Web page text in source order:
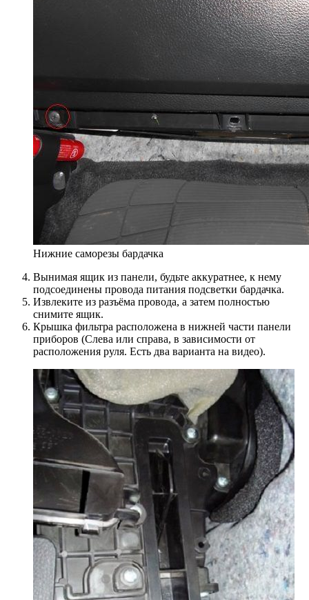
Нижние саморезы бардачка
Вынимая ящик из панели, будьте аккуратнее, к нему
подсоединены провода питания подсветки бардачка.
Извлеките из разъёма провода, а затем полностью
снимите ящик.
Крышка фильтра расположена в нижней части панели
приборов (Слева или справа, в зависимости от
расположения руля. Есть два варианта на видео).